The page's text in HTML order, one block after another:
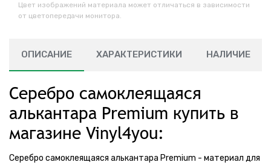
Цвет изображений материала может отличаться в зависимости
от цветопередачи монитора.
ОПИСАНИЕ ХАРАКТЕРИСТИКИ НАЛИЧИЕ
Серебро самоклеящаяся
алькантара Premium купить в
магазине Vinyl4you:
Серебро самоклеящаяся алькантара Premium - материал для